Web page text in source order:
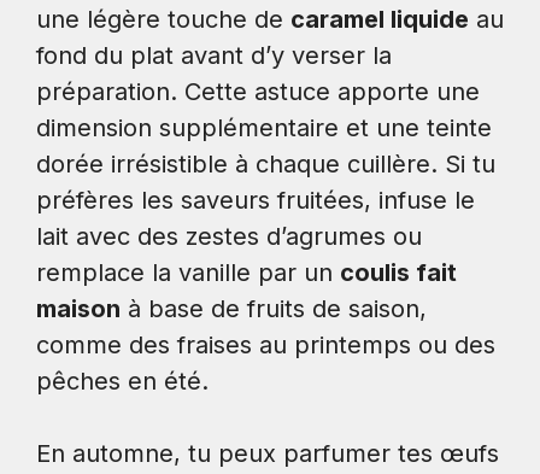
une légère touche de caramel liquide au
fond du plat avant d’y verser la
préparation. Cette astuce apporte une
dimension supplémentaire et une teinte
dorée irrésistible à chaque cuillère. Si tu
préfères les saveurs fruitées, infuse le
lait avec des zestes d’agrumes ou
remplace la vanille par un coulis fait
maison à base de fruits de saison,
comme des fraises au printemps ou des
pêches en été.
En automne, tu peux parfumer tes œufs